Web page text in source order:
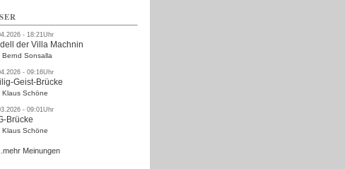
- 18:21Uhr
der Villa Machnin
Bernd Sonsalla
- 09:16Uhr
Geist-Brücke
Klaus Schöne
- 09:01Uhr
Brücke
Klaus Schöne
...mehr Meinungen